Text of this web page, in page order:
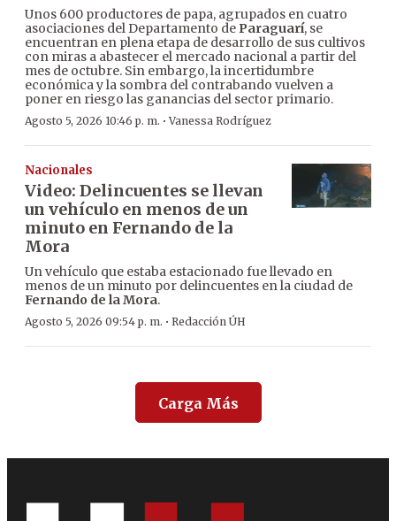
Unos 600 productores de papa, agrupados en cuatro
asociaciones del Departamento de Paraguarí, se
encuentran en plena etapa de desarrollo de sus cultivos
con miras a abastecer el mercado nacional a partir del
mes de octubre. Sin embargo, la incertidumbre
económica y la sombra del contrabando vuelven a
poner en riesgo las ganancias del sector primario.
Agosto 5, 2026 10:46 p. m. ·Vanessa Rodríguez
Nacionales
Video: Delincuentes se llevan
un vehículo en menos de un
minuto en Fernando de la
Mora
Un vehículo que estaba estacionado fue llevado en
menos de un minuto por delincuentes en la ciudad de
Fernando de la Mora.
Agosto 5, 2026 09:54 p. m. · Redacción ÚH
Carga Más